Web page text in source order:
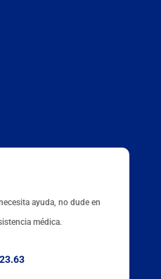
ayuda, no dude en
médica.